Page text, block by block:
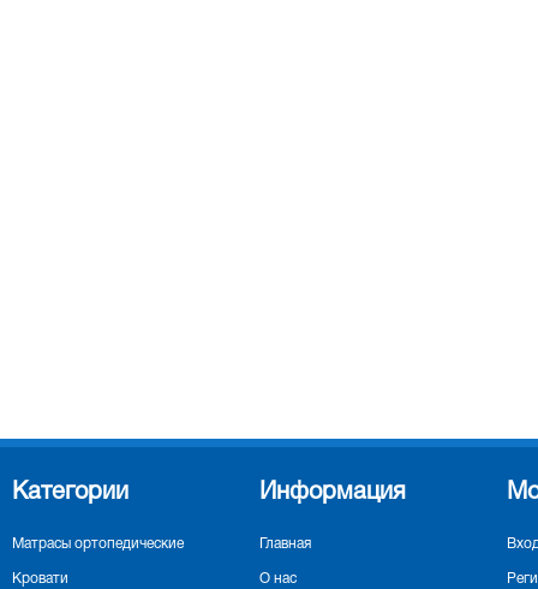
Категории
Матрасы ортопедические
Кровати
Информация
Главная
О нас